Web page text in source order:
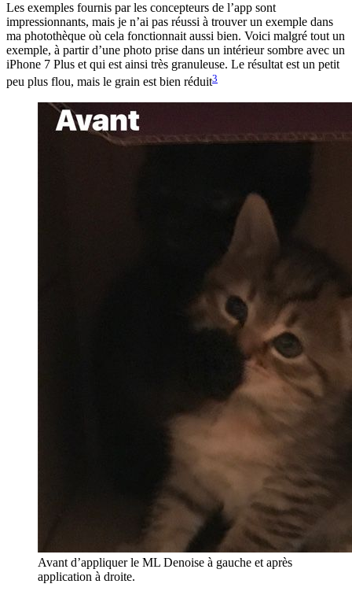
Les exemples fournis par les concepteurs de l’app sont
impressionnants, mais je n’ai pas réussi à trouver un exemple dans
ma photothèque où cela fonctionnait aussi bien. Voici malgré tout un
exemple, à partir d’une photo prise dans un intérieur sombre avec un
iPhone 7 Plus et qui est ainsi très granuleuse. Le résultat est un petit
peu plus flou, mais le grain est bien réduit3
Avant d’appliquer le ML Denoise à gauche et après
application à droite.